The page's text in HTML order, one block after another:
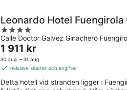
Leonardo Hotel Fuengirola
4
out
of
5
Calle Doctor Galvez Ginachero
Priset
är
1 911 kr
natt
1 911 kr
30 aug. – 31 aug.
inklusive skatter och avgifter
Detta hotell vid stranden ligger i